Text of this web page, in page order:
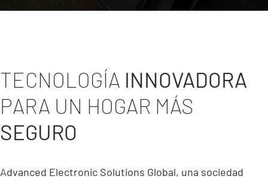
TECNOLOGÍA INNOVADORA
PARA UN HOGAR MÁS
SEGURO
Advanced Electronic Solutions Global, una sociedad